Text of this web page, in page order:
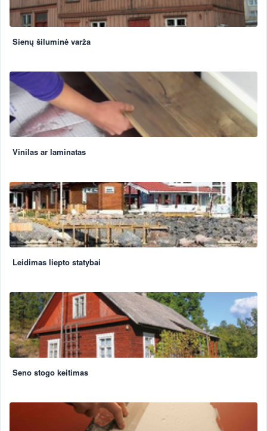
Sienų šiluminė varža
Vinilas ar laminatas
Leidimas liepto statybai
Seno stogo keitimas